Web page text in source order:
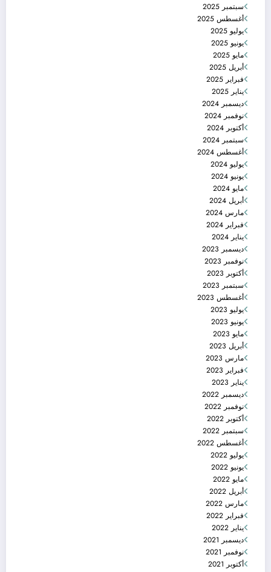
سبتمبر 2025
أغسطس 2025
يوليو 2025
يونيو 2025
مايو 2025
أبريل 2025
فبراير 2025
يناير 2025
ديسمبر 2024
نوفمبر 2024
أكتوبر 2024
سبتمبر 2024
أغسطس 2024
يوليو 2024
يونيو 2024
مايو 2024
أبريل 2024
مارس 2024
فبراير 2024
يناير 2024
ديسمبر 2023
نوفمبر 2023
أكتوبر 2023
سبتمبر 2023
أغسطس 2023
يوليو 2023
يونيو 2023
مايو 2023
أبريل 2023
مارس 2023
فبراير 2023
يناير 2023
ديسمبر 2022
نوفمبر 2022
أكتوبر 2022
سبتمبر 2022
أغسطس 2022
يوليو 2022
يونيو 2022
مايو 2022
أبريل 2022
مارس 2022
فبراير 2022
يناير 2022
ديسمبر 2021
نوفمبر 2021
أكتوبر 2021